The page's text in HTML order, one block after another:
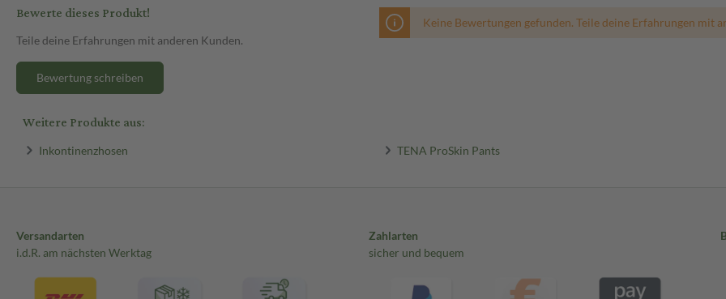
Bewerte dieses Produkt!
Teile deine Erfahrungen mit anderen Kunden.
Bewertung schreiben
Keine Bewertungen gefunden. Teile deine Erfahrungen mit
Weitere Produkte aus:
Inkontinenzhosen TENA ProSkin Pants
Versandarten
i.d.R. am nächsten Werktag
Zahlarten
sicher und bequem